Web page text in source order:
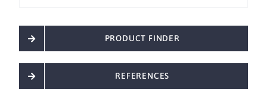
PRODUCT FINDER
REFERENCES